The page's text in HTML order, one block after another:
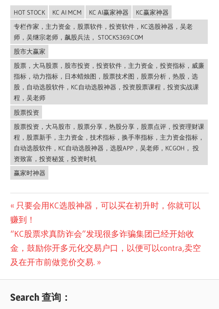
HOT STOCK KC AI MCM KC AI赢家神器
KC赢家神器
专栏作家，主力资金，股票软件，投资软件，KC选股神器，吴老
师，吴继宗老师，飙股兵法， STOCKS369.COM
股市大赢家
股票，大马股票，股市投资，投资软件，主力资金，投资指标，威廉
指标，动力指标，日本蜡烛图，股票技术图，股票分析，热股，选
股，自动选股软件，KC自动选股神器，投资股票课程，投资实战课
程，吴老师
股票投资
股票投资，大马股市，股票分享，热股分享，股票点评，投资理财课
程，股票新手，主力资金，技术指标，换手率指标，主力资金指标，
自动选股软件，KC自动选股神器，选股APP，吴老师，KCGOH， 投
资致富，投资秘笈，投资时机
赢家时神器
Post
navigation
Previous
Post:
只要会用KC选股神器，可以买在初升时，你就可以
赚到！
Next
Post:
“KC股票求真防诈会”发现很多诈骗集团已经开始收
金，鼓励你开多元化交易户口，以便可以contra,卖空
及在开市前做竞价交易.
Search 查询：